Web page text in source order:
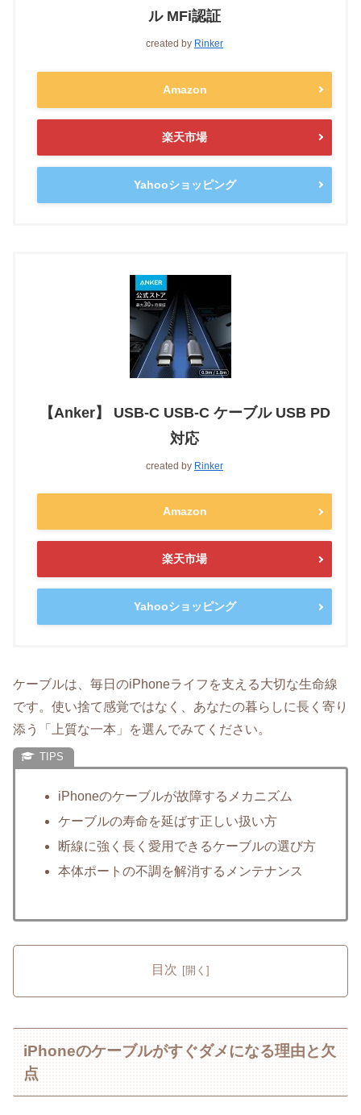
ル MFi認証
created by Rinker
Amazon
楽天市場
Yahooショッピング
【Anker】 USB-C USB-C ケーブル USB PD
対応
created by Rinker
Amazon
楽天市場
Yahooショッピング
ケーブルは、毎日のiPhoneライフを支える大切な生命線
です。使い捨て感覚ではなく、あなたの暮らしに長く寄り
添う「上質な一本」を選んでみてください。
iPhoneのケーブルが故障するメカニズム
ケーブルの寿命を延ばす正しい扱い方
断線に強く長く愛用できるケーブルの選び方
本体ポートの不調を解消するメンテナンス
目次
iPhoneのケーブルがすぐダメになる理由と欠
点